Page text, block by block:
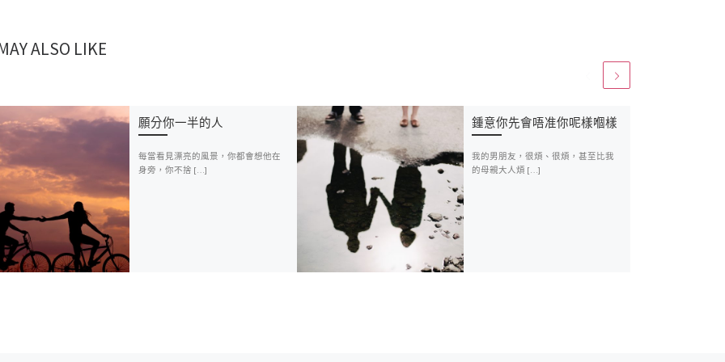
ALSO LIKE
願分你一半的人
每當看見漂亮的風景，你都會想他在
身旁，你不捨 […]
鍾意你先會唔准你呢樣嗰樣
我的男朋友，很煩、很煩，甚至比我
的母親大人煩 […]